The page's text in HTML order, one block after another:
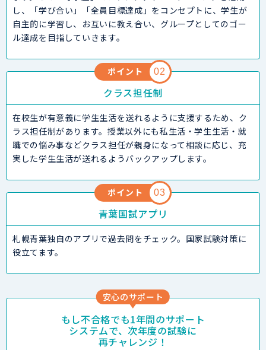
し、「学び合い」「全員目標達成」をコンセプトに、学生が
自主的に学習し、お互いに教え合い、グループとしてのゴー
ル達成を目指していきます。
ポイント 02
クラス担任制
在校生が有意義に学生生活を送れるように支援するため、ク
ラス担任制があります。授業以外にも私生活・学生生活・就
職での悩み事などクラス担任が親身になって相談に応じ、充
実した学生生活が送れるようバックアップします。
ポイント 03
青葉国試アプリ
札幌青葉独自のアプリで過去問をチェック。国家試験対策に
役立てます。
安心のサポート
もし不合格でも1年間のサポート
システムで、次年度の試験に
再チャレンジ！